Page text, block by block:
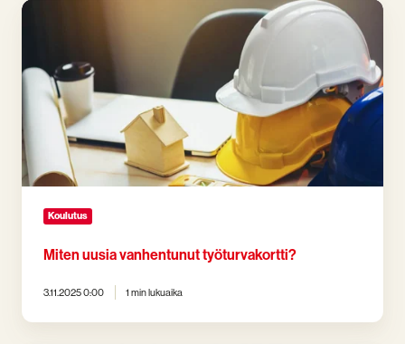
Miten
työturvakortti?
Koulutus
Miten uusia vanhentunut työturvakortti?
3.11.2025 0:00 1 min lukuaika